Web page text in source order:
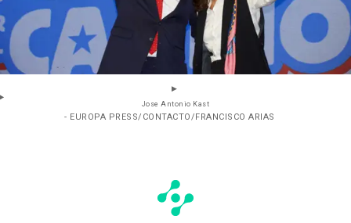
Jose Antonio Kast
- EUROPA PRESS/CONTACTO/FRANCISCO ARIAS